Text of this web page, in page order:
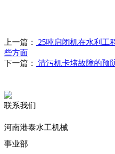
上一篇：
25吨启闭机在水利工
些方面
下一篇：
清污机卡堵故障的预
联系我们
河南港泰水工机械
事业部